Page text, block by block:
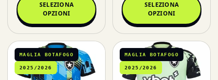
SELEZIONA
OPZIONI
SELEZIONA
OPZIONI
MAGLIA BOTAFOGO
2025/2026
MAGLIA BOTAFOGO
2025/2026